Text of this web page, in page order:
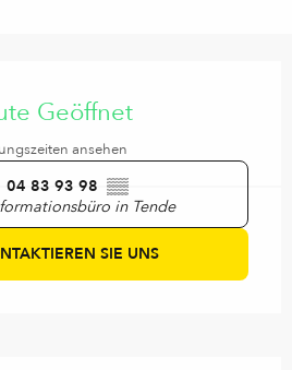
Geöffnet
ansehen
04 83 93 98 ▒▒
in Tende
SIE UNS